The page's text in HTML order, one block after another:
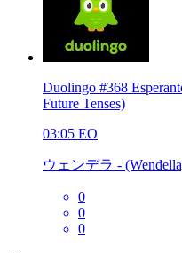
Duolingo #368
Future Tenses)
03:05 EO
ウェンデラ -
0
0
0